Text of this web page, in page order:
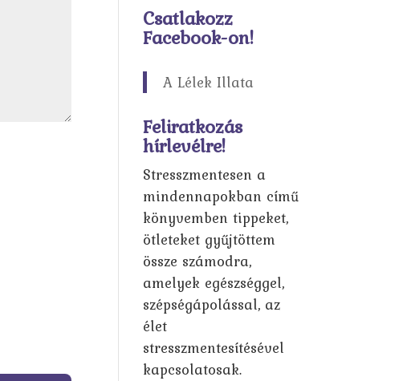
Csatlakozz
Facebook-on!
A Lélek Illata
Feliratkozás
hírlevélre!
Stresszmentesen a
mindennapokban című
könyvemben tippeket,
ötleteket gyűjtöttem
össze számodra,
amelyek egészséggel,
szépségápolással, az
élet
stresszmentesítésével
kapcsolatosak.